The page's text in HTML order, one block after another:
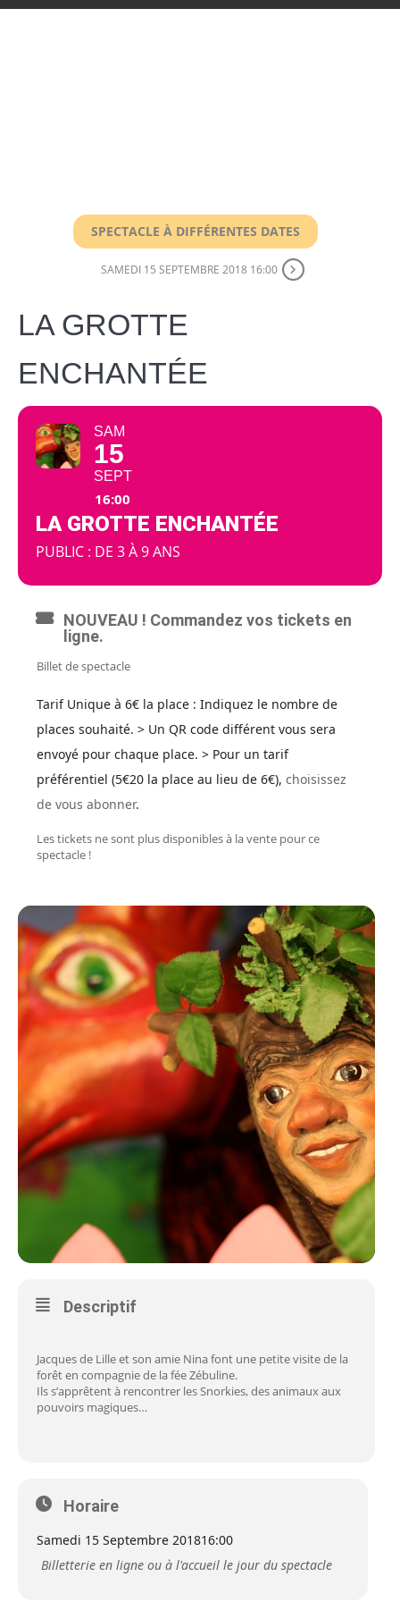
SPECTACLE À DIFFÉRENTES DATES
SAMEDI 15 SEPTEMBRE 2018 16:00
LA GROTTE
ENCHANTÉE
SAM
15
SEPT
16:00
LA GROTTE ENCHANTÉE
PUBLIC : DE 3 À 9 ANS
NOUVEAU ! Commandez vos tickets en
ligne.
Billet de spectacle
Tarif Unique à 6€ la place : Indiquez le nombre de
places souhaité. > Un QR code différent vous sera
envoyé pour chaque place. > Pour un tarif
préférentiel (5€20 la place au lieu de 6€), choisissez
de vous abonner.
Les tickets ne sont plus disponibles à la vente pour ce
spectacle !
Descriptif
Jacques de Lille et son amie Nina font une petite visite de la
forêt en compagnie de la fée Zébuline.
Ils s’apprêtent à rencontrer les Snorkies, des animaux aux
pouvoirs magiques…
Horaire
Samedi 15 Septembre 201816:00
Billetterie en ligne ou à l'accueil le jour du spectacle